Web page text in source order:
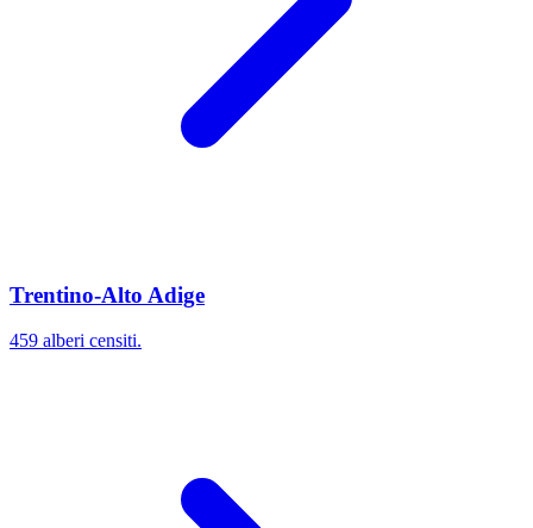
Trentino-Alto Adige
459 alberi censiti.